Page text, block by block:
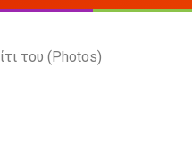
του (Photos)